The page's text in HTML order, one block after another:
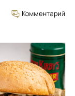
Комментарий